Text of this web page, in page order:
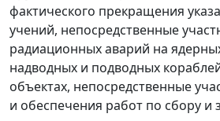
фактического прекращения
учений, непосредственные
радиационных аварий на
надводных и подводных
объектах, непосредственные
и обеспечения работ по сбору и